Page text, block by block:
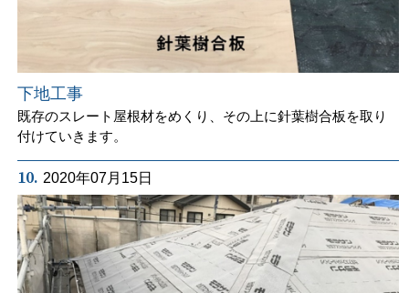
下地工事
既存のスレート屋根材をめくり、その上に針葉樹合板を取り
付けていきます。
10. 2020年07月15日